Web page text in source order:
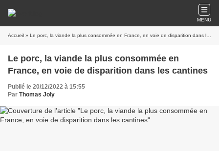
MENU
Accueil » Le porc, la viande la plus consommée en France, en voie de disparition dans les cantines
Le porc, la viande la plus consommée en
France, en voie de disparition dans les cantines
Publié le 20/12/2022 à 15:55
Par Thomas Joly